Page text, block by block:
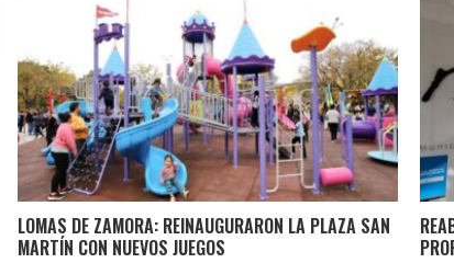
LOMAS DE ZAMORA: REINAUGURARON LA PLAZA SAN
MARTÍN CON NUEVOS JUEGOS